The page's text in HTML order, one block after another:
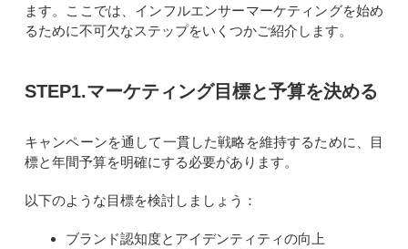
ます。ここでは、インフルエンサーマーケティングを始め
るために不可欠なステップをいくつかご紹介します。
STEP1.マーケティング目標と予算を決める
キャンペーンを通して一貫した戦略を維持するために、目
標と年間予算を明確にする必要があります。
以下のような目標を検討しましょう：
ブランド認知度とアイデンティティの向上